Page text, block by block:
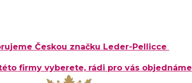
Českou značku Leder-Pellicce
firmy vyberete, rádi pro vás objednáme